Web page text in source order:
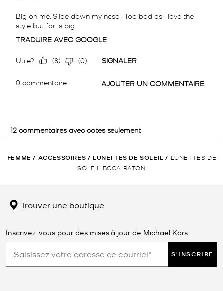
FEMME / ACCESSOIRES / LUNETTES DE SOLEIL / LUNETTES DE
SOLEIL BOCA RATON
Trouver une boutique
Inscrivez-vous pour des mises à jour de Michael Kors
S'INSCRIRE